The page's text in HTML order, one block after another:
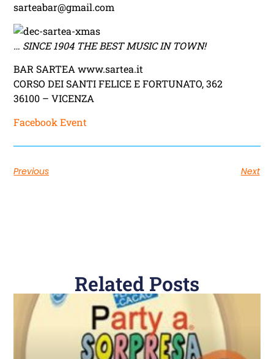
sarteabar@gmail.com
… SINCE 1904 THE BEST MUSIC IN TOWN!
BAR SARTEA www.sartea.it
CORSO DEI SANTI FELICE E FORTUNATO, 362
36100 – VICENZA
Facebook Event
Previous Next
Related Posts